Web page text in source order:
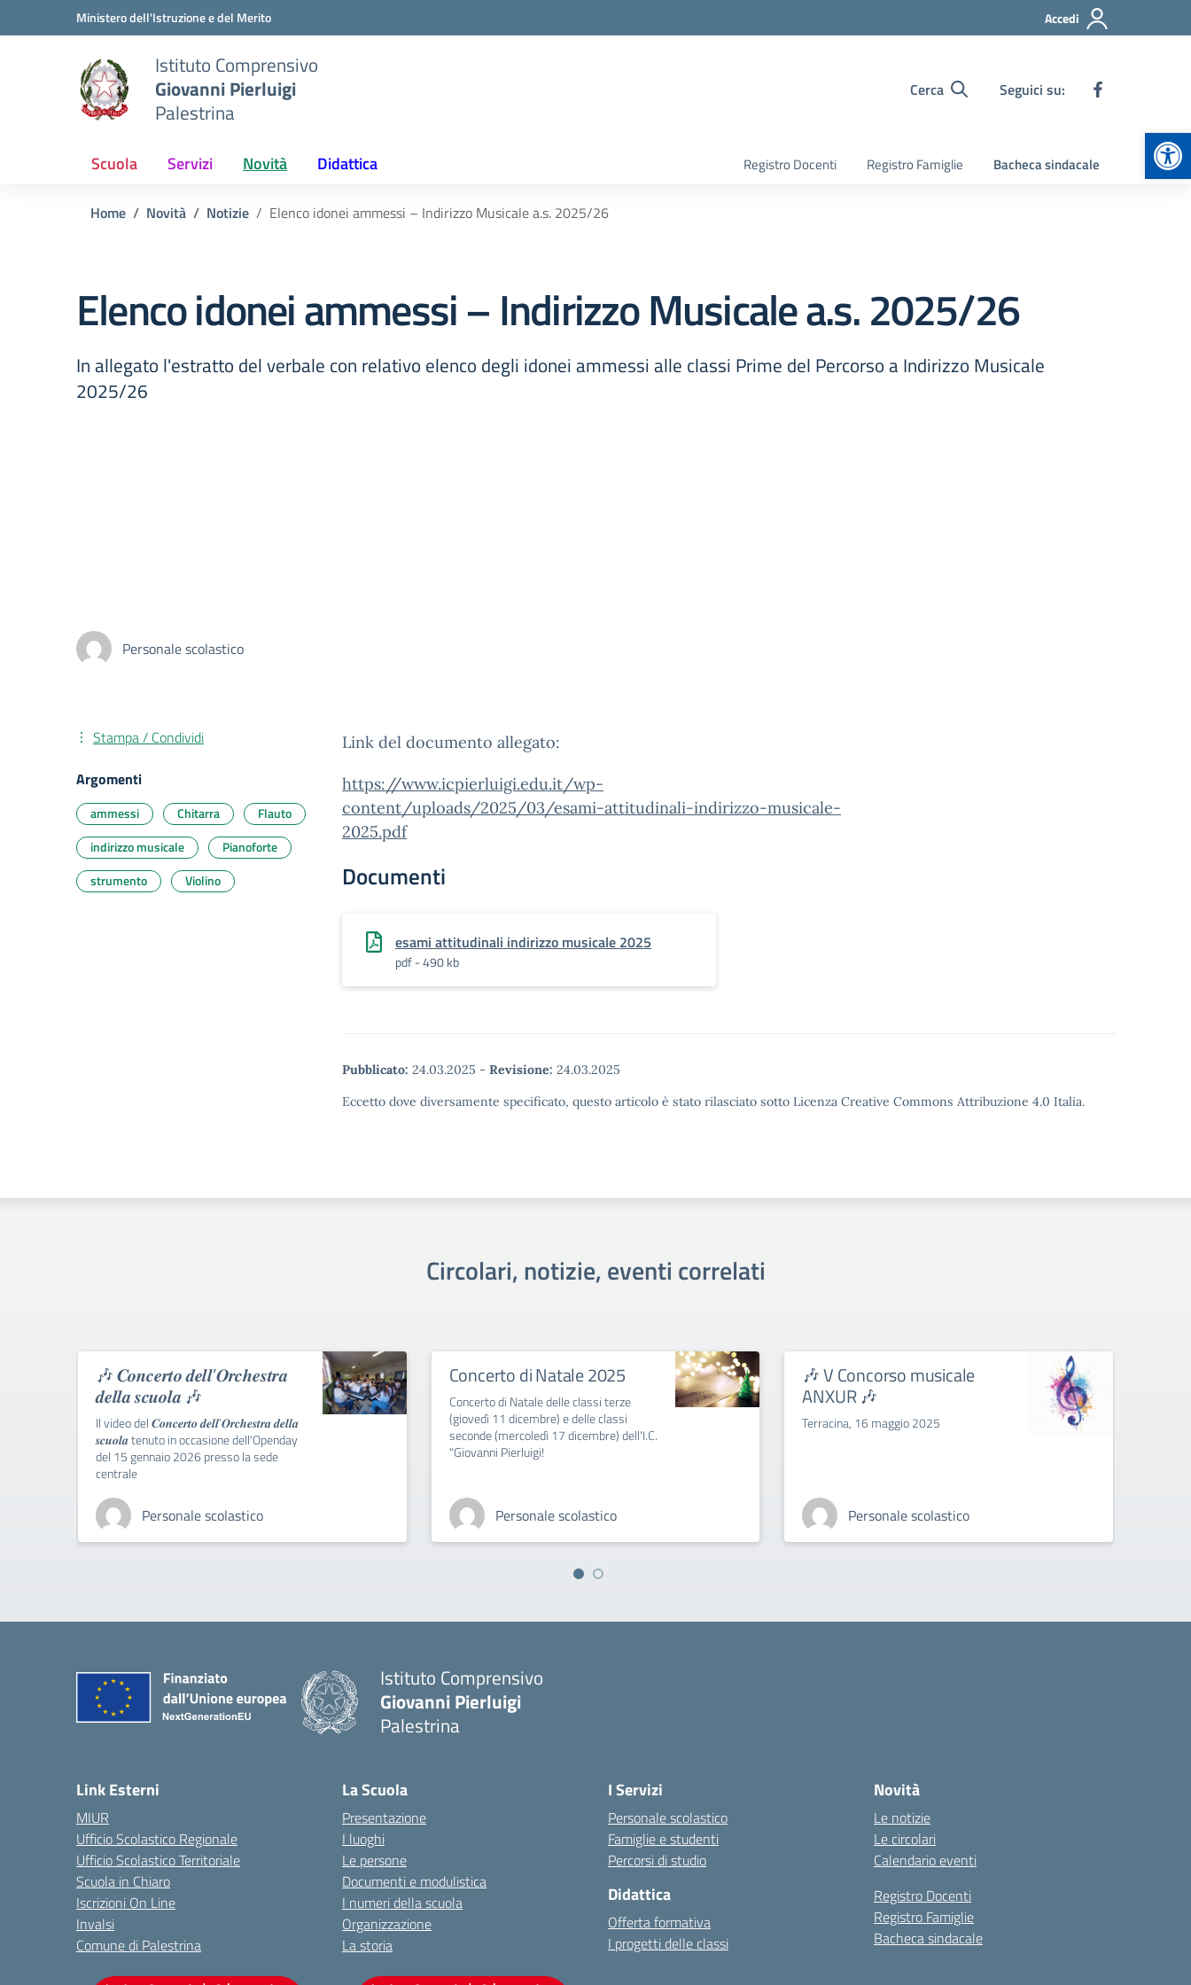
Vai ai contenuti
Vai al menu di navigazioneMinistero dell'Istruzione e del Merito Accedi
Istituto Comprensivo
Giovanni Pierluigi
Palestrina
Cerca Seguici su:
Scuola Servizi Novità Didattica Registro Docenti Registro Famiglie Bacheca sindacale
Home Novità Notizie Elenco idonei ammessi – Indirizzo Musicale a.s. 2025/26
Elenco idonei ammessi – Indirizzo Musicale a.s. 2025/26
In allegato l'estratto del verbale con relativo elenco degli idonei ammessi alle classi Prime del Percorso a Indirizzo Musicale
2025/26
Personale scolastico
Link del documento allegato:
https://www.icpierluigi.edu.it/wp-
content/uploads/2025/03/esami-attitudinali-indirizzo-musicale-
2025.pdf
Documenti
esami attitudinali indirizzo musicale 2025
pdf - 490 kb
Pubblicato: 24.03.2025 - Revisione: 24.03.2025
Eccetto dove diversamente specificato, questo articolo è stato rilasciato sotto Licenza Creative Commons Attribuzione 4.0 Italia.
Stampa / Condividi
Argomenti
ammessi Chitarra
Flauto
indirizzo musicale
Pianoforte
strumento
Violino
Circolari, notizie, eventi correlati
🎶 𝑪𝒐𝒏𝒄𝒆𝒓𝒕𝒐 𝒅𝒆𝒍𝒍’𝑶𝒓𝒄𝒉𝒆𝒔𝒕𝒓𝒂
𝒅𝒆𝒍𝒍𝒂 𝒔𝒄𝒖𝒐𝒍𝒂 🎶
Il video del 𝑪𝒐𝒏𝒄𝒆𝒓𝒕𝒐 𝒅𝒆𝒍𝒍’𝑶𝒓𝒄𝒉𝒆𝒔𝒕𝒓𝒂 𝒅𝒆𝒍𝒍𝒂
𝒔𝒄𝒖𝒐𝒍𝒂 tenuto in occasione dell'Openday
del 15 gennaio 2026 presso la sede
centrale
Personale scolastico
Concerto di Natale 2025
Concerto di Natale delle classi terze
(giovedì 11 dicembre) e delle classi
seconde (mercoledì 17 dicembre) dell'I.C.
"Giovanni Pierluigi!
Personale scolastico
🎶 V Concorso musicale
ANXUR 🎶
Terracina, 16 maggio 2025
Personale scolastico
Istituto Comprensivo
Giovanni Pierluigi
Palestrina
Link Esterni
MIUR
Ufficio Scolastico Regionale
Ufficio Scolastico Territoriale
Scuola in Chiaro
Iscrizioni On Line
Invalsi
Comune di Palestrina
La Scuola
Presentazione
I luoghi
Le persone
Documenti e modulistica
I numeri della scuola
Organizzazione
La storia
I Servizi
Personale scolastico
Famiglie e studenti
Percorsi di studio
Didattica
Offerta formativa
I progetti delle classi
Novità
Le notizie
Le circolari
Calendario eventi
Registro Docenti
Registro Famiglie
Bacheca sindacale